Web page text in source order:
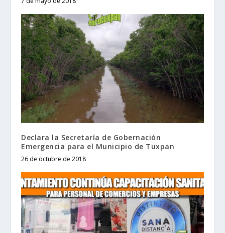
Declara la Secretaría de Gobernación
Emergencia para el Municipio de Tuxpan
26 de octubre de 2018